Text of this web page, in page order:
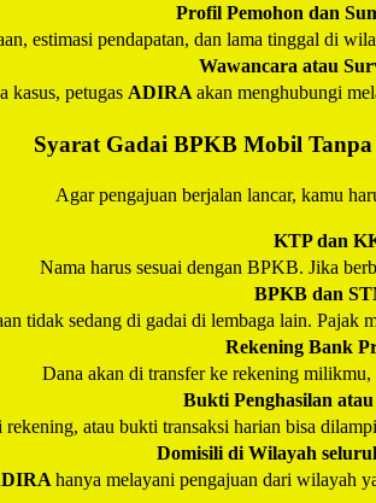
Profil Pemohon dan
estimasi pendapatan, dan lama tinggal di
Wawancara atau
kasus, petugas ADIRA akan menghubungi
Syarat Gadai BPKB Mobil
Agar pengajuan berjalan lancar, kamu
KTP dan
Nama harus sesuai dengan BPKB. Jika
BPKB dan
tidak sedang di gadai di lembaga lain. Pajak
Rekening Bank
Dana akan di transfer ke rekening milikmu,
Bukti Penghasilan
rekening, atau bukti transaksi harian bisa
Domisili di Wilayah
hanya melayani pengajuan dari wilayah